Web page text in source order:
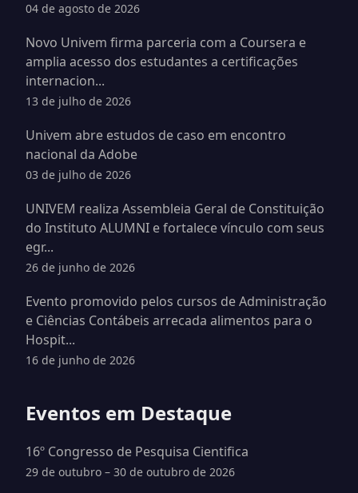
04 de agosto de 2026
Novo Univem firma parceria com a Coursera e
amplia acesso dos estudantes a certificações
internacion...
13 de julho de 2026
Univem abre estudos de caso em encontro
nacional da Adobe
03 de julho de 2026
UNIVEM realiza Assembleia Geral de Constituição
do Instituto ALUMNI e fortalece vínculo com seus
egr...
26 de junho de 2026
Evento promovido pelos cursos de Administração
e Ciências Contábeis arrecada alimentos para o
Hospit...
16 de junho de 2026
Eventos em Destaque
16º Congresso de Pesquisa Cientifica
29 de outubro – 30 de outubro de 2026